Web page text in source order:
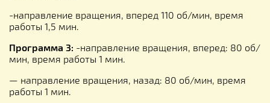
-направление вращения, вперед 110 об/мин, время
работы 1,5 мин.
Программа 3: -направление вращения, вперед: 80 об/
мин, время работы 1 мин.
— направление вращения, назад: 80 об/мин, время
работы 1 мин.